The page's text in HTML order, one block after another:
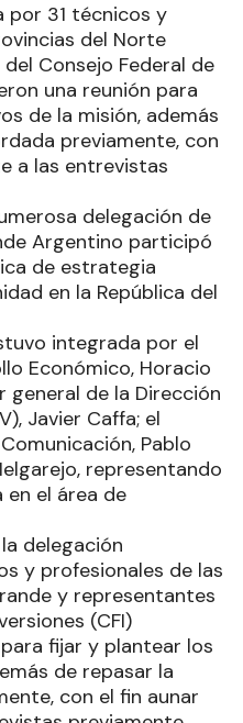
por 31 técnicos y
del Norte
Consejo Federal de
una reunión para
de la misión, además
previamente, con
a las entrevistas
delegación de
Argentino participó
de estrategia
en la República del
integrada por el
Económico, Horacio
general de la Dirección
Javier Caffa; el
Pablo
representando
en el área de
delegación
y profesionales de las
y representantes
(CFI)
fijar y plantear los
de repasar la
con el fin aunar